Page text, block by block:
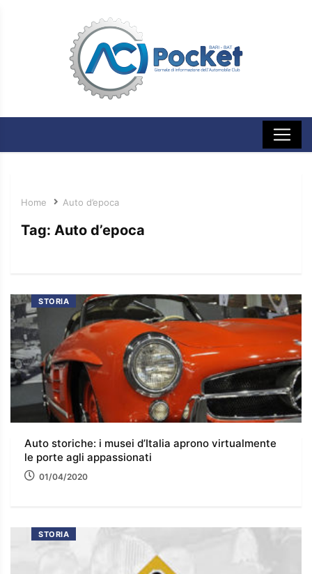
Home Auto d’epoca
Tag: Auto d’epoca
STORIA
Auto storiche: i musei d’Italia aprono virtualmente
le porte agli appassionati
01/04/2020
STORIA